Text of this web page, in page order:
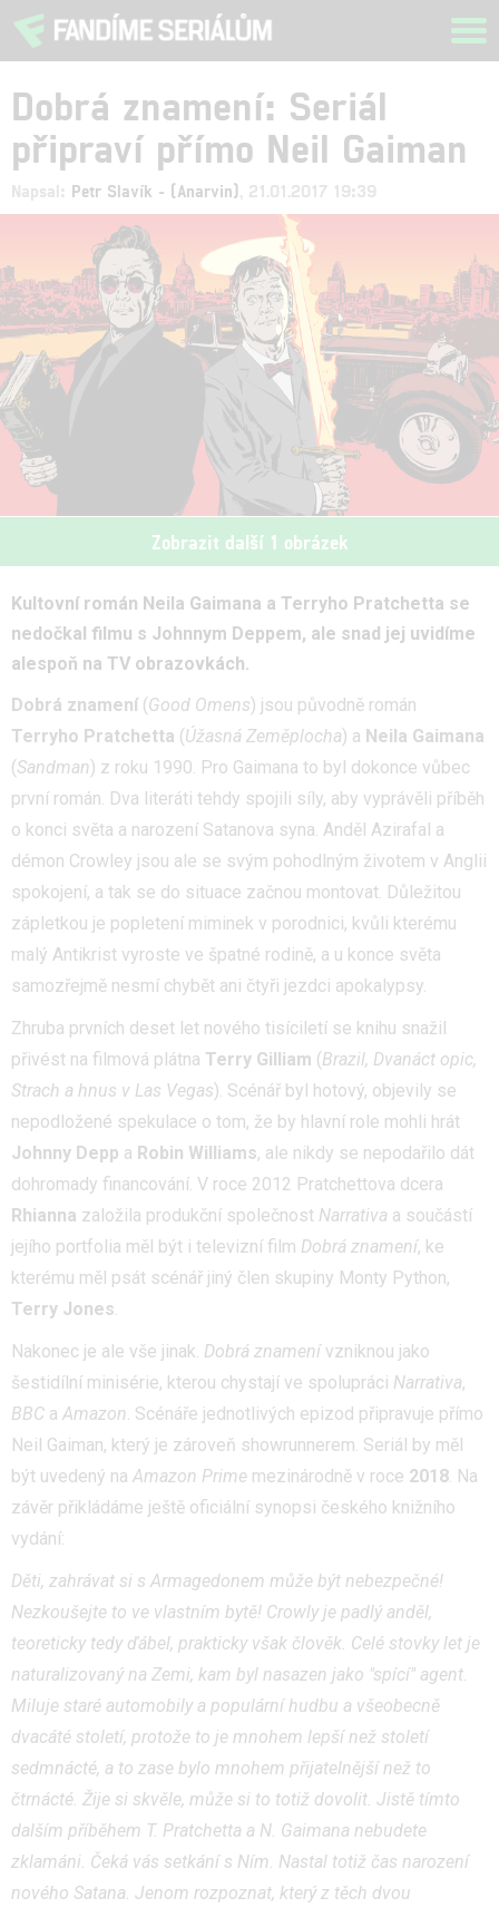
Dobrá znamení: Seriál
připraví přímo Neil Gaiman
Napsal: Petr Slavík - (Anarvin) , 21.01.2017 19:39
Zobrazit další 1 obrázek
Kultovní román Neila Gaimana a Terryho Pratchetta se
nedočkal filmu s Johnnym Deppem, ale snad jej uvidíme
alespoň na TV obrazovkách.
Dobrá znamení(Good Omens) jsou původně román
Terryho Pratchetta (Úžasná Zeměplocha) a Neila Gaimana
(Sandman) z roku 1990. Pro Gaimana to byl dokonce vůbec
první román. Dva literáti tehdy spojili síly, aby vyprávěli příběh
o konci světa a narození Satanova syna. Anděl Azirafal a
démon Crowley jsou ale se svým pohodlným životem v Anglii
spokojení, a tak se do situace začnou montovat. Důležitou
zápletkou je popletení miminek v porodnici, kvůli kterému
malý Antikrist vyroste ve špatné rodině, a u konce světa
samozřejmě nesmí chybět ani čtyři jezdci apokalypsy.
Zhruba prvních deset let nového tisíciletí se knihu snažil
přivést na filmová plátna Terry Gilliam (Brazil, Dvanáct opic,
Strach a hnus v Las Vegas). Scénář byl hotový, objevily se
nepodložené spekulace o tom, že by hlavní role mohli hrát
Johnny Depp a Robin Williams, ale nikdy se nepodařilo dát
dohromady financování. V roce 2012 Pratchettova dcera
Rhianna založila produkční společnost Narrativa a součástí
jejího portfolia měl být i televizní film Dobrá znamení, ke
kterému měl psát scénář jiný člen skupiny Monty Python,
Terry Jones.
Nakonec je ale vše jinak. Dobrá znamenívzniknou jako
šestidílní minisérie, kterou chystají ve spolupráci Narrativa,
BBC a Amazon. Scénáře jednotlivých epizod připravuje přímo
Neil Gaiman, který je zároveň showrunnerem. Seriál by měl
být uvedený na Amazon Prime mezinárodně v roce 2018. Na
závěr přikládáme ještě oficiální synopsi českého knižního
vydání:
Děti, zahrávat si s Armagedonem může být nebezpečné!
Nezkoušejte to ve vlastním bytě! Crowly je padlý anděl,
teoreticky tedy ďábel, prakticky však člověk. Celé stovky let je
naturalizovaný na Zemi, kam byl nasazen jako "spící" agent.
Miluje staré automobily a populární hudbu a všeobecně
dvacáté století, protože to je mnohem lepší než století
sedmnácté, a to zase bylo mnohem přijatelnější než to
čtrnácté. Žije si skvěle, může si to totiž dovolit. Jistě tímto
dalším příběhem T. Pratchetta a N. Gaimana nebudete
zklamáni. Čeká vás setkání s Ním. Nastal totiž čas narození
nového Satana. Jenom rozpoznat, který z těch dvou